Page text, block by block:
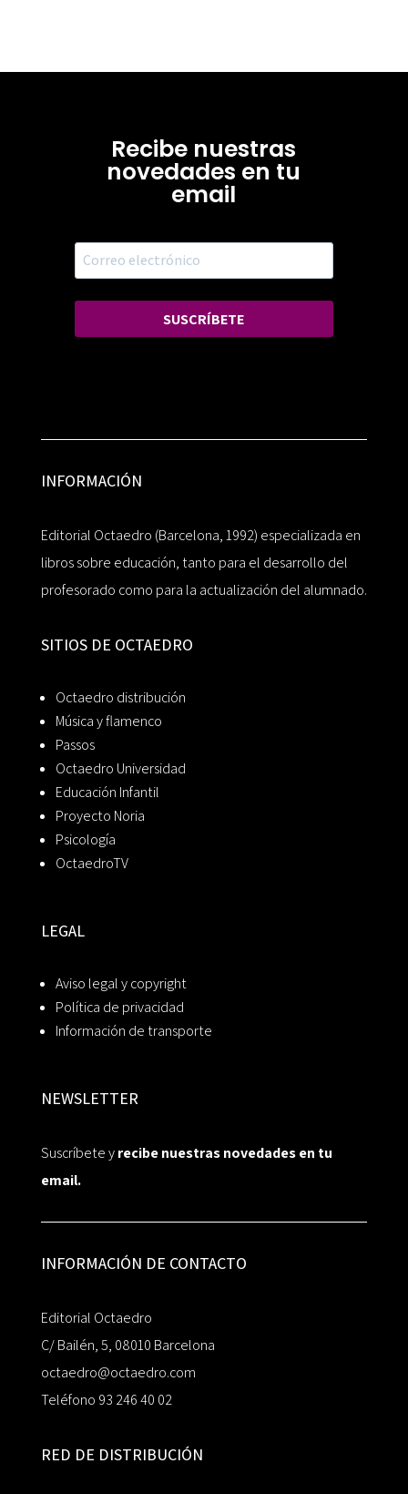
Recibe nuestras
novedades en tu
email
SUSCRÍBETE
INFORMACIÓN
Editorial Octaedro (Barcelona, 1992) especializada en
libros sobre educación, tanto para el desarrollo del
profesorado como para la actualización del alumnado.
SITIOS DE OCTAEDRO
Octaedro distribución
Música y flamenco
Passos
Octaedro Universidad
Educación Infantil
Proyecto Noria
Psicología
OctaedroTV
LEGAL
Aviso legal y copyright
Política de privacidad
Información de transporte
NEWSLETTER
Suscríbete yrecibe nuestras novedades en tu
email.
INFORMACIÓN DE CONTACTO
Editorial Octaedro
C/ Bailén, 5, 08010 Barcelona
octaedro@octaedro.com
Teléfono 93 246 40 02
RED DE DISTRIBUCIÓN